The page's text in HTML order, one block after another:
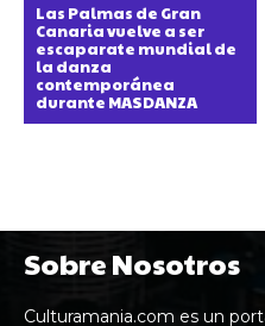
Las Palmas de Gran
Canaria vuelve a ser
escaparate mundial de
la danza
contemporánea
durante MASDANZA
Sobre Nosotros
Culturamania.com es un